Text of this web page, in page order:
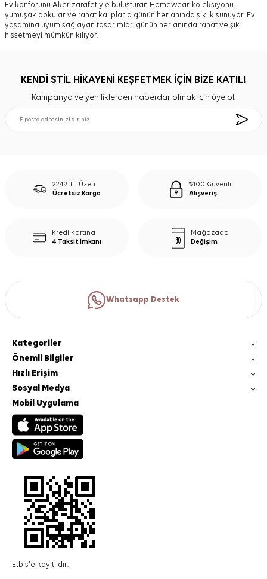
Ev konforunu Aker zarafetiyle buluşturan Homewear koleksiyonu,
yumuşak dokular ve rahat kalıplarla günün her anında şıklık sunuyor. Ev
yaşamına uyum sağlayan tasarımlar, günün her anında rahat ve şık
hissetmeyi mümkün kılıyor.
KENDİ STİL HİKAYENİ KEŞFETMEK İÇİN BİZE KATIL!
Kampanya ve yeniliklerden haberdar olmak için üye ol.
2249 TL Üzeri
Ücretsiz Kargo
%100 Güvenli
Alışveriş
Kredi Kartına
4 Taksit İmkanı
Mağazada
Değişim
Whatsapp Destek
Kategoriler
Önemli Bilgiler
Hızlı Erişim
Sosyal Medya
Mobil Uygulama
Etbis'e kayıtlıdır.